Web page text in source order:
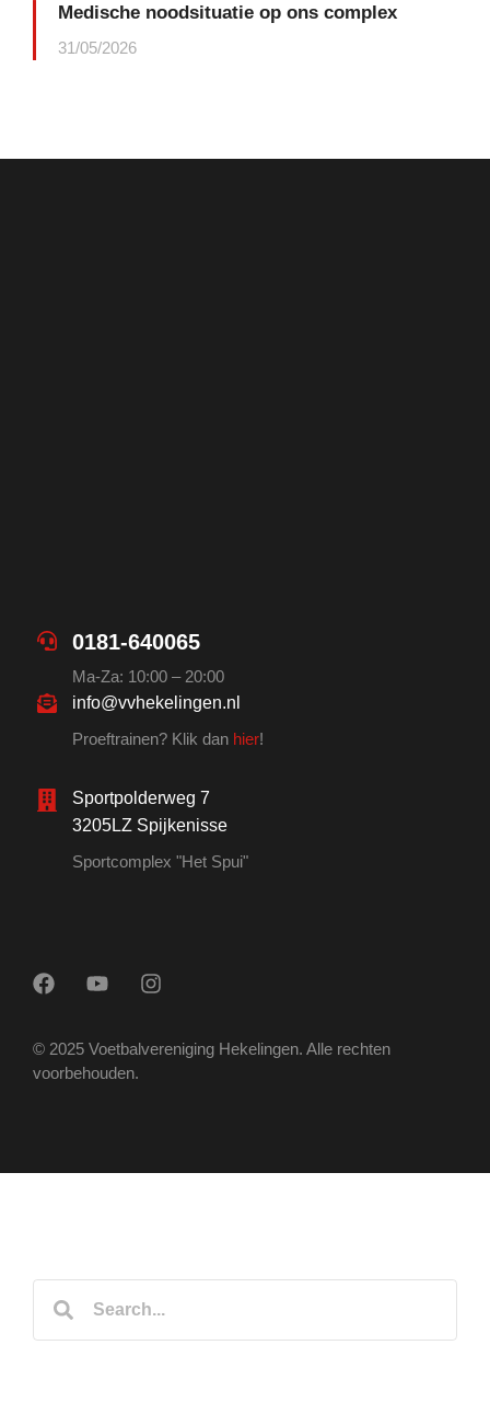
Medische noodsituatie op ons complex
31/05/2026
0181-640065
Ma-Za: 10:00 – 20:00
info@vvhekelingen.nl
Proeftrainen? Klik dan hier!
Sportpolderweg 7
3205LZ Spijkenisse
Sportcomplex "Het Spui"
© 2025 Voetbalvereniging Hekelingen. Alle rechten
voorbehouden.